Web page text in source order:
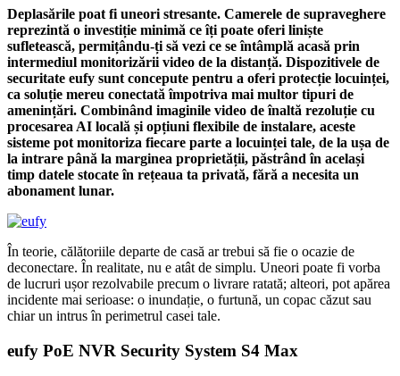
Deplasările poat fi uneori stresante. Camerele de supraveghere
reprezintă o investiție minimă ce îți poate oferi liniște
sufletească, permițându-ți să vezi ce se întâmplă acasă prin
intermediul monitorizării video de la distanță. Dispozitivele de
securitate eufy sunt concepute pentru a oferi protecție locuinței,
ca soluție mereu conectată împotriva mai multor tipuri de
amenințări. Combinând imaginile video de înaltă rezoluție cu
procesarea AI locală și opțiuni flexibile de instalare, aceste
sisteme pot monitoriza fiecare parte a locuinței tale, de la ușa de
la intrare până la marginea proprietății, păstrând în același
timp datele stocate în rețeaua ta privată, fără a necesita un
abonament lunar.
În teorie, călătoriile departe de casă ar trebui să fie o ocazie de
deconectare. În realitate, nu e atât de simplu. Uneori poate fi vorba
de lucruri ușor rezolvabile precum o livrare ratată; alteori, pot apărea
incidente mai serioase: o inundație, o furtună, un copac căzut sau
chiar un intrus în perimetrul casei tale.
eufy PoE NVR Security System S4 Max